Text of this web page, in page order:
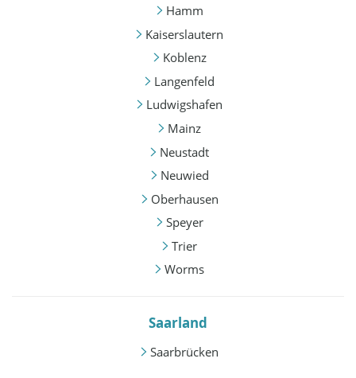
Hamm
Kaiserslautern
Koblenz
Langenfeld
Ludwigshafen
Mainz
Neustadt
Neuwied
Oberhausen
Speyer
Trier
Worms
Saarland
Saarbrücken